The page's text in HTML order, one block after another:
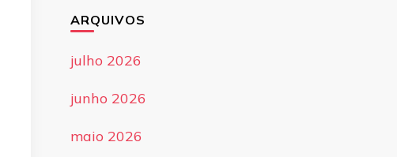
ARQUIVOS
julho 2026
junho 2026
maio 2026